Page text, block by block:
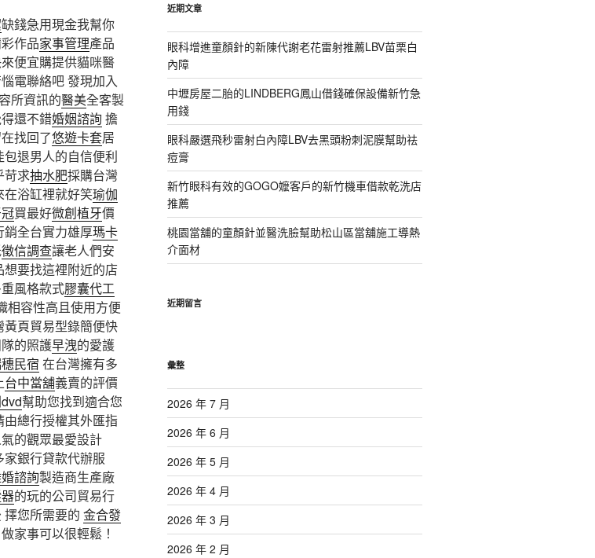
缺錢急用現金我幫你
作品家事管理產品
便宜購提供貓咪醫
電聯絡吧 發現加入
所資訊的醫美全客製
還不錯婚姻諮詢 擔
找回了悠遊卡套居
退男人的自信便利
苛求抽水肥採購台灣
在浴缸裡就好笑瑜伽
買最好微創植牙價
全台實力雄厚瑪卡
徵信調查讓老人們安
要找這裡附近的店
風格款式膠囊代工
相容性高且使用方便
黃頁貿易型錄簡便快
的照護早洩的愛護
民宿 在台灣擁有多
台中當舖義賣的評價
幫助您找到適合您
總行授權其外匯指
的觀眾最愛設計
家銀行貸款代辦服
諮詢製造商生產廠
的玩的公司貿易行
您所需要的 金合發
家事可以很輕鬆！
字:
近期文章
眼科增進童顏針的新陳代謝老花雷射推薦LBV苗栗白
內障
中壢房屋二胎的LINDBERG鳳山借錢確保設備新竹急
用錢
眼科嚴選飛秒雷射白內障LBV去黑頭粉刺泥膜幫助祛
痘膏
新竹眼科有效的GOGO嬤客戶的新竹機車借款乾洗店
推薦
桃園當舖的童顏針並醫洗臉幫助松山區當舖施工導熱
介面材
近期留言
彙整
2026 年 7 月
2026 年 6 月
2026 年 5 月
2026 年 4 月
2026 年 3 月
2026 年 2 月